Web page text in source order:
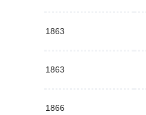
1863
1863
1866